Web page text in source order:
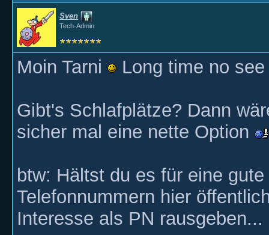
Sven
Tech-Admin
Moin Tarni Long time no
Gibt's Schlafplätze? Dann
sicher mal eine nette Option
btw: Hältst du es für eine
Telefonnummern hier
Interesse als PN rausgeben...